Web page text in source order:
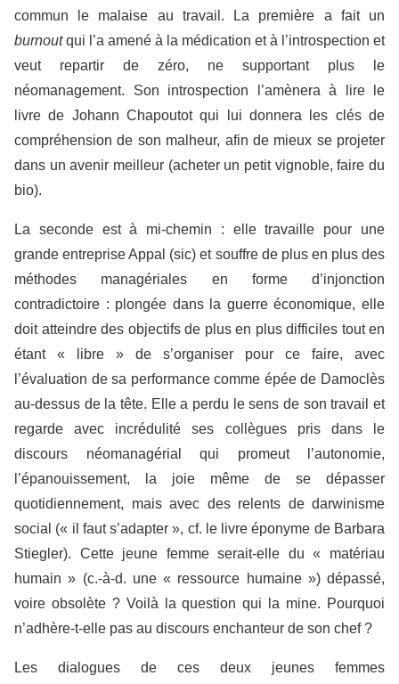
commun le malaise au travail. La première a fait un
burnoutqui l’a amené à la médication et à l’introspection et
veut repartir de zéro, ne supportant plus le
néomanagement. Son introspection l’amènera à lire le
livre de Johann Chapoutot qui lui donnera les clés de
compréhension de son malheur, afin de mieux se projeter
dans un avenir meilleur (acheter un petit vignoble, faire du
bio).
La seconde est à mi-chemin : elle travaille pour une
grande entreprise Appal (sic) et souffre de plus en plus des
méthodes managériales en forme d’injonction
contradictoire : plongée dans la guerre économique, elle
doit atteindre des objectifs de plus en plus difficiles tout en
étant « libre » de s’organiser pour ce faire, avec
l’évaluation de sa performance comme épée de Damoclès
au-dessus de la tête. Elle a perdu le sens de son travail et
regarde avec incrédulité ses collègues pris dans le
discours néomanagérial qui promeut l’autonomie,
l’épanouissement, la joie même de se dépasser
quotidiennement, mais avec des relents de darwinisme
social (« il faut s’adapter », cf. le livre éponyme de Barbara
Stiegler). Cette jeune femme serait-elle du « matériau
humain » (c.-à-d. une « ressource humaine ») dépassé,
voire obsolète ? Voilà la question qui la mine. Pourquoi
n’adhère-t-elle pas au discours enchanteur de son chef ?
Les dialogues de ces deux jeunes femmes